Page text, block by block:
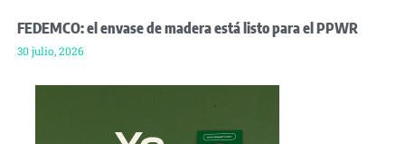
FEDEMCO: el envase de madera está listo para el PPWR
30 julio, 2026